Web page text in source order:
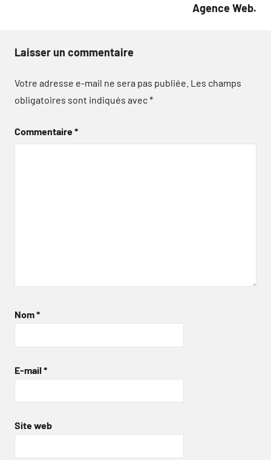
Agence Web.
Laisser un commentaire
Votre adresse e-mail ne sera pas publiée. Les champs
obligatoires sont indiqués avec*
Commentaire*
Nom*
E-mail *
Site web